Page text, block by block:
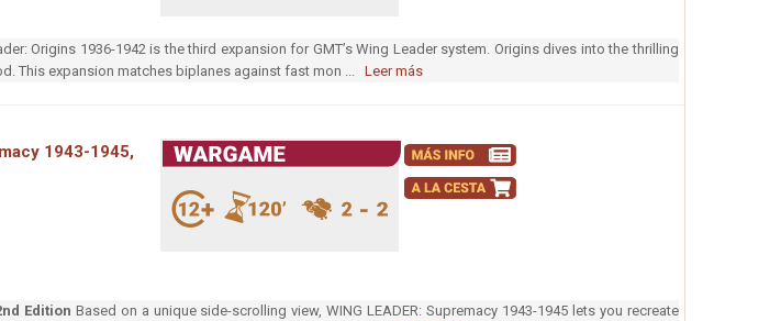
Origins 1936-1942 is the third expansion for GMT’s Wing Leader system. Origins dives into the thrilling
This expansion matches biplanes against fast mon ... Leer más
1943-1945,
Edition Based on a unique side-scrolling view, WING LEADER: Supremacy 1943-1945 lets you recreate